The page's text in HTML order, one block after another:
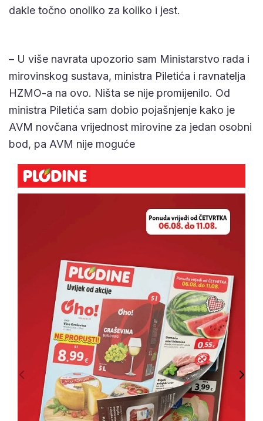
dakle točno onoliko za koliko i jest.
– U više navrata upozorio sam Ministarstvo rada i
mirovinskog sustava, ministra Piletića i ravnatelja
HZMO-a na ovo. Ništa se nije promijenilo. Od
ministra Piletića sam dobio pojašnjenje kako je
AVM novčana vrijednost mirovine za jedan osobni
bod, pa AVM nije moguće